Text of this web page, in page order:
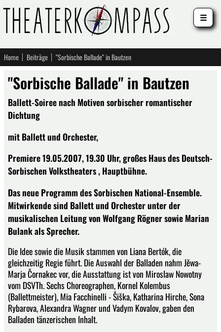
Home Beiträge "Sorbische Ballade" in Bautzen
"Sorbische Ballade" in Bautzen
Ballett-Soiree nach Motiven sorbischer romantischer
Dichtung
mit Ballett und Orchester,
Premiere 19.05.2007, 19.30 Uhr, großes Haus des Deutsch-
Sorbischen Volkstheaters , Hauptbühne.
Das neue Programm des Sorbischen National-Ensemble.
Mitwirkende sind Ballett und Orchester unter der
musikalischen Leitung von Wolfgang Rögner sowie Marian
Bulank als Sprecher.
Die Idee sowie die Musik stammen von Liana Bertók, die
gleichzeitig Regie führt. Die Auswahl der Balladen nahm Jěwa-
Marja Čornakec vor, die Ausstattung ist von Miroslaw Nowotny
vom DSVTh. Sechs Choreographen, Kornel Kolembus
(Ballettmeister), Mia Facchinelli - Šiška, Katharina Hirche, Sona
Rybarova, Alexandra Wagner und Vadym Kovalov, gaben den
Balladen tänzerischen Inhalt.
☰